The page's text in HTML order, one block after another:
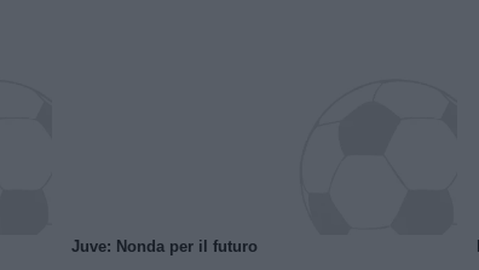
Juve: Nonda per il futuro